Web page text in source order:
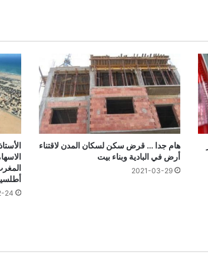
هام جدا … قرض سكن لسكان المدن لاقتناء
أرض في البادية وبناء بيت
2021-03-29
24